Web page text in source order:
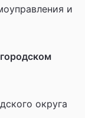
и
округа